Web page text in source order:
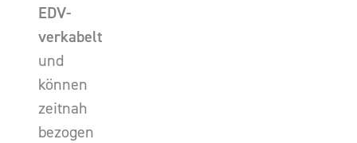
EDV-
verkabelt
und
können
zeitnah
bezogen